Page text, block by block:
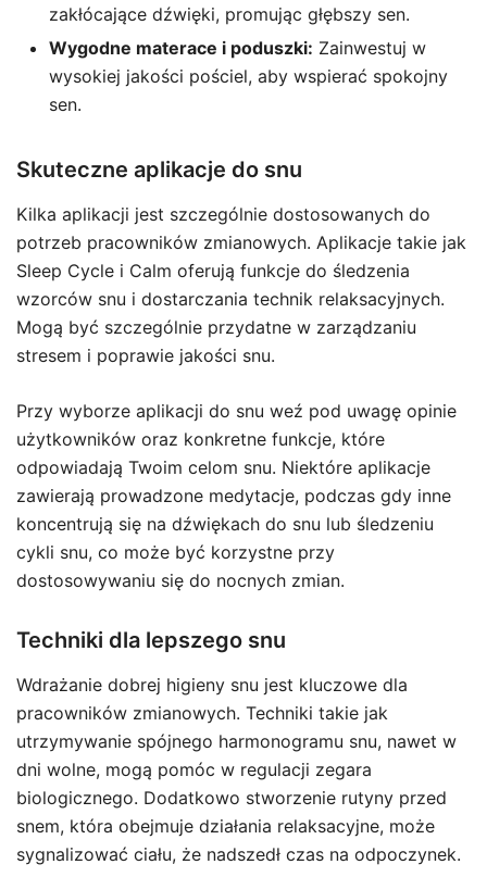
zakłócające dźwięki, promując głębszy sen.
Wygodne materace i poduszki: Zainwestuj w
wysokiej jakości pościel, aby wspierać spokojny
sen.
Skuteczne aplikacje do snu
Kilka aplikacji jest szczególnie dostosowanych do
potrzeb pracowników zmianowych. Aplikacje takie jak
Sleep Cycle i Calm oferują funkcje do śledzenia
wzorców snu i dostarczania technik relaksacyjnych.
Mogą być szczególnie przydatne w zarządzaniu
stresem i poprawie jakości snu.
Przy wyborze aplikacji do snu weź pod uwagę opinie
użytkowników oraz konkretne funkcje, które
odpowiadają Twoim celom snu. Niektóre aplikacje
zawierają prowadzone medytacje, podczas gdy inne
koncentrują się na dźwiękach do snu lub śledzeniu
cykli snu, co może być korzystne przy
dostosowywaniu się do nocnych zmian.
Techniki dla lepszego snu
Wdrażanie dobrej higieny snu jest kluczowe dla
pracowników zmianowych. Techniki takie jak
utrzymywanie spójnego harmonogramu snu, nawet w
dni wolne, mogą pomóc w regulacji zegara
biologicznego. Dodatkowo stworzenie rutyny przed
snem, która obejmuje działania relaksacyjne, może
sygnalizować ciału, że nadszedł czas na odpoczynek.